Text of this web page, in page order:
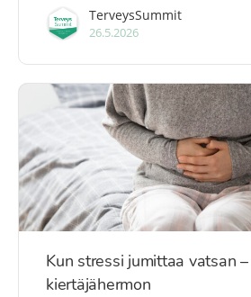
TerveysSummit
26.5.2026
Kun stressi jumittaa vatsan
kiertäjähermon